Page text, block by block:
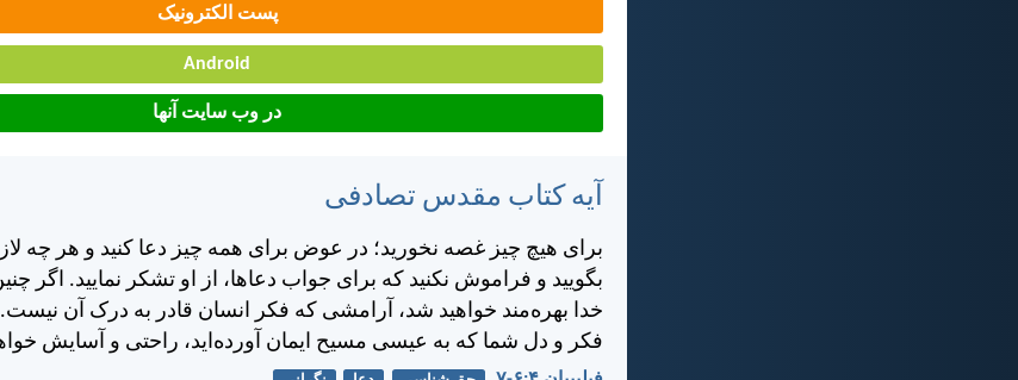
پست الکترونیک
Android
در وب سایت آنها
آیه کتاب مقدس تصادفی
برای هيچ چيز غصه نخوريد؛ در عوض برای همه چيز دعا كنيد و هر چه
بگوييد و فراموش نكنيد كه برای جواب دعاها، از او تشكر نماييد. اگر
خدا بهره‌مند خواهيد شد، آرامشی كه فكر انسان قادر به درک آن
فكر و دل شما كه به عيسی مسيح ايمان آورده‌ايد، راحتی و آسايش